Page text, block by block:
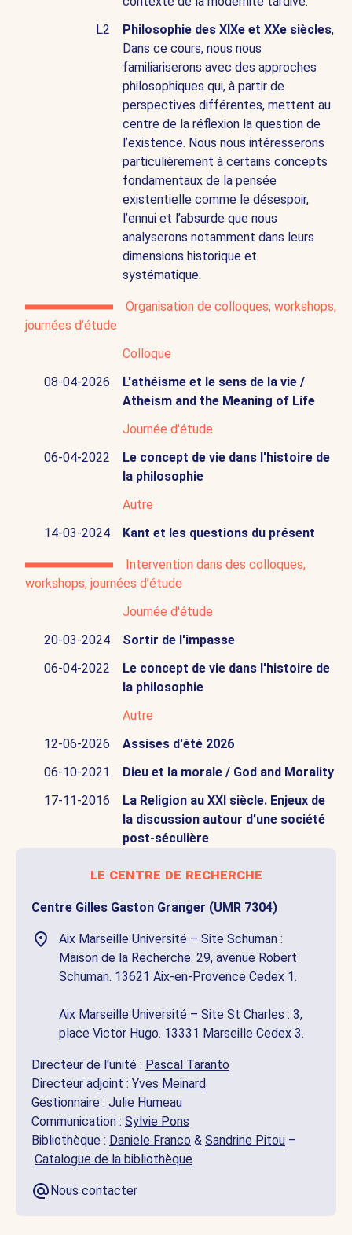
L2
Philosophie des XIXe et XXe siècles,
Dans ce cours, nous nous
familiariserons avec des approches
philosophiques qui, à partir de
perspectives différentes, mettent au
centre de la réflexion la question de
l’existence. Nous nous intéresserons
particulièrement à certains concepts
fondamentaux de la pensée
existentielle comme le désespoir,
l’ennui et l’absurde que nous
analyserons notamment dans leurs
dimensions historique et
systématique.
Organisation de colloques, workshops,
journées d’étude
Colloque
08-04-2026
L'athéisme et le sens de la vie /
Atheism and the Meaning of Life
Journée d'étude
06-04-2022
Le concept de vie dans l'histoire de
la philosophie
Autre
14-03-2024
Kant et les questions du présent
Intervention dans des colloques,
workshops, journées d’étude
Journée d'étude
20-03-2024
Sortir de l'impasse
06-04-2022
Le concept de vie dans l'histoire de
la philosophie
Autre
12-06-2026
Assises d'été 2026
06-10-2021
Dieu et la morale / God and Morality
17-11-2016
La Religion au XXI siècle. Enjeux de
la discussion autour d’une société
post-séculière
le centre de recherche
Centre Gilles Gaston Granger (UMR 7304)
Aix Marseille Université – Site Schuman :
Maison de la Recherche. 29, avenue Robert
Schuman. 13621 Aix-en-Provence Cedex 1.
Aix Marseille Université – Site St Charles : 3,
place Victor Hugo. 13331 Marseille Cedex 3.
Directeur de l'unité : Pascal Taranto
Directeur adjoint : Yves Meinard
Gestionnaire : Julie Humeau
Communication : Sylvie Pons
Bibliothèque : Daniele Franco & Sandrine Pitou –
Catalogue de la bibliothèque
Nous contacter